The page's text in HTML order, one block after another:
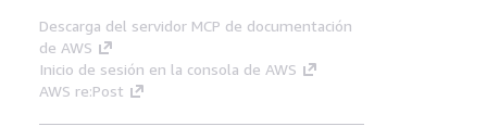
Descarga del servidor MCP de documentación
de AWS
Inicio de sesión en la consola de AWS
AWS re:Post